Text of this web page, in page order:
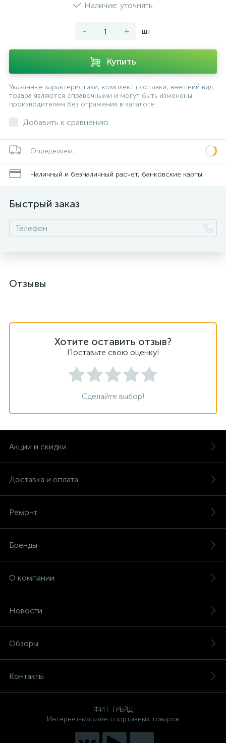
Наличие: уточнять
- + шт
Купить
Указанные характеристики, комплект поставки, внешний вид
товара являются справочными и могут быть изменены
производителем без отражения в каталоге.
Добавить к сравнению
Определяем...
Наличный и безналичный расчет, банковские карты
Быстрый заказ
Отзывы
Хотите оставить отзыв?
Поставьте свою оценку!
Сделайте выбор!
Акции и скидки
Доставка и оплата
Ремонт
Бренды
О компании
Новости
Обзоры
Контакты
ФИТ-ТРЕЙД
Интернет-магазин спортивных товаров